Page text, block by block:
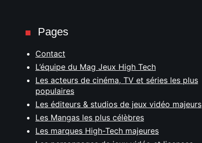
Pages
Contact
L’équipe du Mag Jeux High Tech
Les acteurs de cinéma, TV et séries les plus
populaires
Les éditeurs & studios de jeux vidéo majeurs
Les Mangas les plus célèbres
Les marques High-Tech majeures